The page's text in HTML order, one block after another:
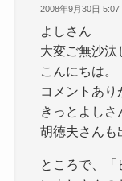
2008年9月30日 5:07
よしさん
大変ご無沙汰
こんにちは。
コメントあり
きっとよしさ
胡徳夫さんも
ところで、